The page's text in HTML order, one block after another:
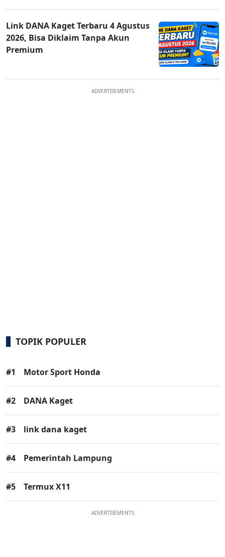
Link DANA Kaget Terbaru 4 Agustus
2026, Bisa Diklaim Tanpa Akun
Premium
ADVERTISEMENTS
TOPIK POPULER
#1 Motor Sport Honda
#2 DANA Kaget
#3 link dana kaget
#4 Pemerintah Lampung
#5 Termux X11
ADVERTISEMENTS